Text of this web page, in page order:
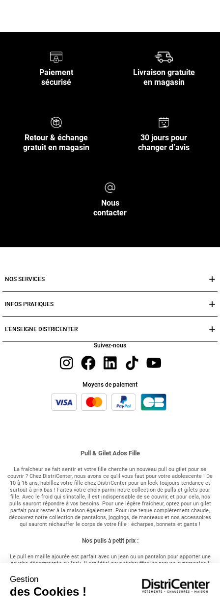
Gestion
des Cookies !
Pull & Gilet Ados Fille
La fraîcheur se fait sentir et votre fille cherche un nouveau pull ou gilet pour se
couvrir ? Chez DistriCenter, nous avons ce qu'il vous faut pour votre adolescente ! De
10 à 16 ans, habillez votre fille chez DistriCenter pour un look toujours tendance et
surtout à prix bas ! Faites votre choix parmi notre collection de pulls et gilets pour
fille. Avec le froid qui s'installe, il est indispensable de se couvrir, et pour cela, nos
pulls sauront répondre à vos besoins. Pour une légère fraîcheur, optez pour un gilet
parfait pour rester à la maison également. Pour une tenue complètement chaude,
découvrez notre collection de pantalons, joggings, de manteaux et nos accessoires
qui sauront réchauffer le corps de votre fille : écharpes, bonnets et gants !
Nos pulls à petit prix :
Le pull en maille ajourée est parfait avec un jean ou un pantalon pour apporter une
touche décontractée au look. Il est idéal pour réchauffer les tenues automnales !
Le pull basique épais à col rond est parfait pour cocooner à la maison.
Le pull en maille torsadée est une valeur sûre du dressing, associez le à un jean et
Paiement
sécurisé
Livraison gratuite
en magasin
Retour & échange
gratuit en magasin
30 jours pour
changer d’avis
Nous
contacter
NOS SERVICES
INFOS PRATIQUES
L’ENSEIGNE DISTRICENTER
Suivez-nous
Moyens de paiement